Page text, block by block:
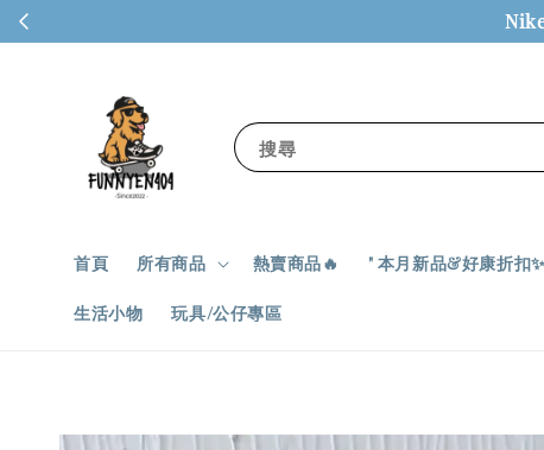
搜尋
首頁 所有商品 熱賣商品🔥 " 本月新品&好康折扣
生活小物 玩具/公仔專區